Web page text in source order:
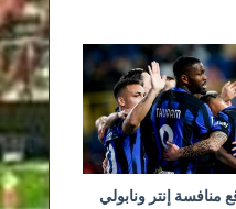
منافسة إنتر ونابولي